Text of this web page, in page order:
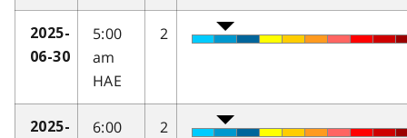
2025-
06-30
5:00
am
HAE
2
2025-
6:00
2